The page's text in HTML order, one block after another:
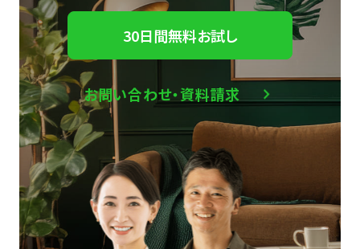
30日間無料お試し
お問い合わせ・資料請求